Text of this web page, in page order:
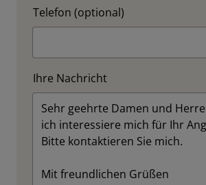
Telefon (optional)
Ihre Nachricht